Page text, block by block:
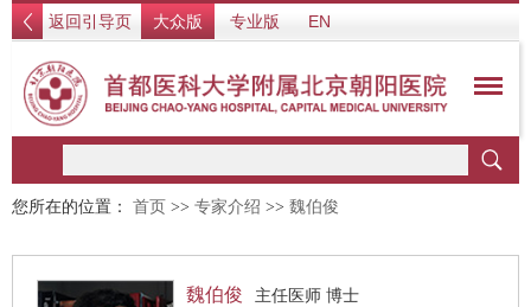
返回引导页 大众版 专业版 EN
您所在的位置： 首页 >> 专家介绍 >> 魏伯俊
魏伯俊
主任医师 博士